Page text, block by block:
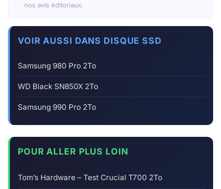
nos avis éditoriaux.
VOIR AUSSI DANS DISQUE SSD
Samsung 980 Pro 2To
WD Black SN850X 2To
Samsung 990 Pro 2To
POUR ALLER PLUS LOIN
Tom’s Hardware – Test Crucial T700 2To